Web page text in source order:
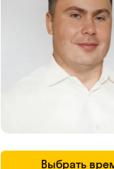
Выбрать